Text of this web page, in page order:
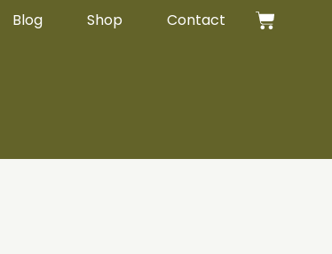
Blog Shop Contact